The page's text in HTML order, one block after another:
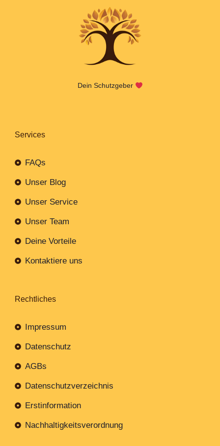
Dein Schutzgeber
Services
FAQs
Unser Blog
Unser Service
Unser Team
Deine Vorteile
Kontaktiere uns
Rechtliches
Impressum
Datenschutz
AGBs
Datenschutzverzeichnis
Erstinformation
Nachhaltigkeitsverordnung